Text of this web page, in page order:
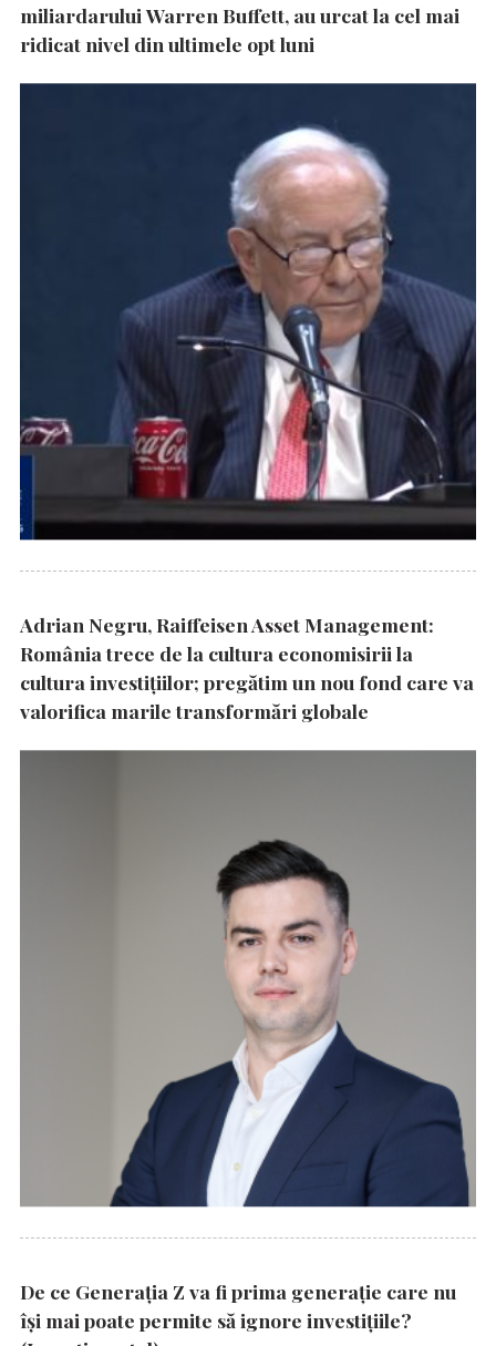
miliardarului Warren Buffett, au urcat la cel mai
ridicat nivel din ultimele opt luni
Adrian Negru, Raiffeisen Asset Management:
România trece de la cultura economisirii la
cultura investițiilor; pregătim un nou fond care va
valorifica marile transformări globale
De ce Generația Z va fi prima generație care nu
își mai poate permite să ignore investițiile?